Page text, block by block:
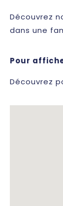
Découvrez
dans une
Pour
Découvrez